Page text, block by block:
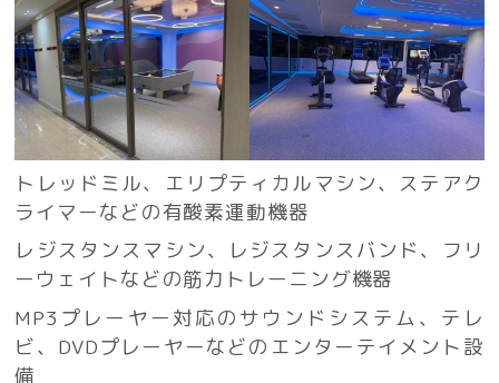
トレッドミル、エリプティカルマシン、ステアク
ライマーなどの有酸素運動機器
レジスタンスマシン、レジスタンスバンド、フリ
ーウェイトなどの筋力トレーニング機器
MP3プレーヤー対応のサウンドシステム、テレ
ビ、DVDプレーヤーなどのエンターテイメント設
備